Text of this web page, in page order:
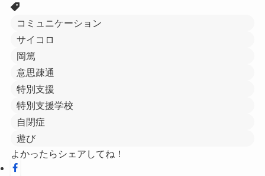
コミュニケーション
サイコロ
岡篤
意思疎通
特別支援
特別支援学校
自閉症
遊び
よかったらシェアしてね！